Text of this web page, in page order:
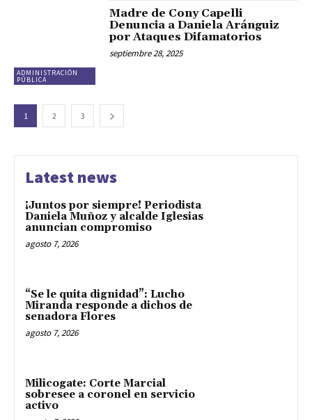
ADMINISTRACIÓN
PÚBLICA
Madre de Cony Capelli
Denuncia a Daniela Aránguiz
por Ataques Difamatorios
septiembre 28, 2025
1 2 3
Latest news
¡Juntos por siempre! Periodista
Daniela Muñoz y alcalde Iglesias
anuncian compromiso
agosto 7, 2026
“Se le quita dignidad”: Lucho
Miranda responde a dichos de
senadora Flores
agosto 7, 2026
Milicogate: Corte Marcial
sobresee a coronel en servicio
activo